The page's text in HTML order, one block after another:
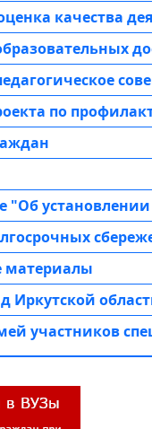
качества
по
"Об
материалы
Иркутской
участников